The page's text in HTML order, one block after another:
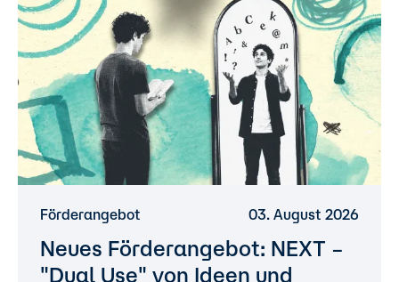
Förderangebot 03. August 2026
Neues Förderangebot: NEXT –
"Dual Use" von Ideen und